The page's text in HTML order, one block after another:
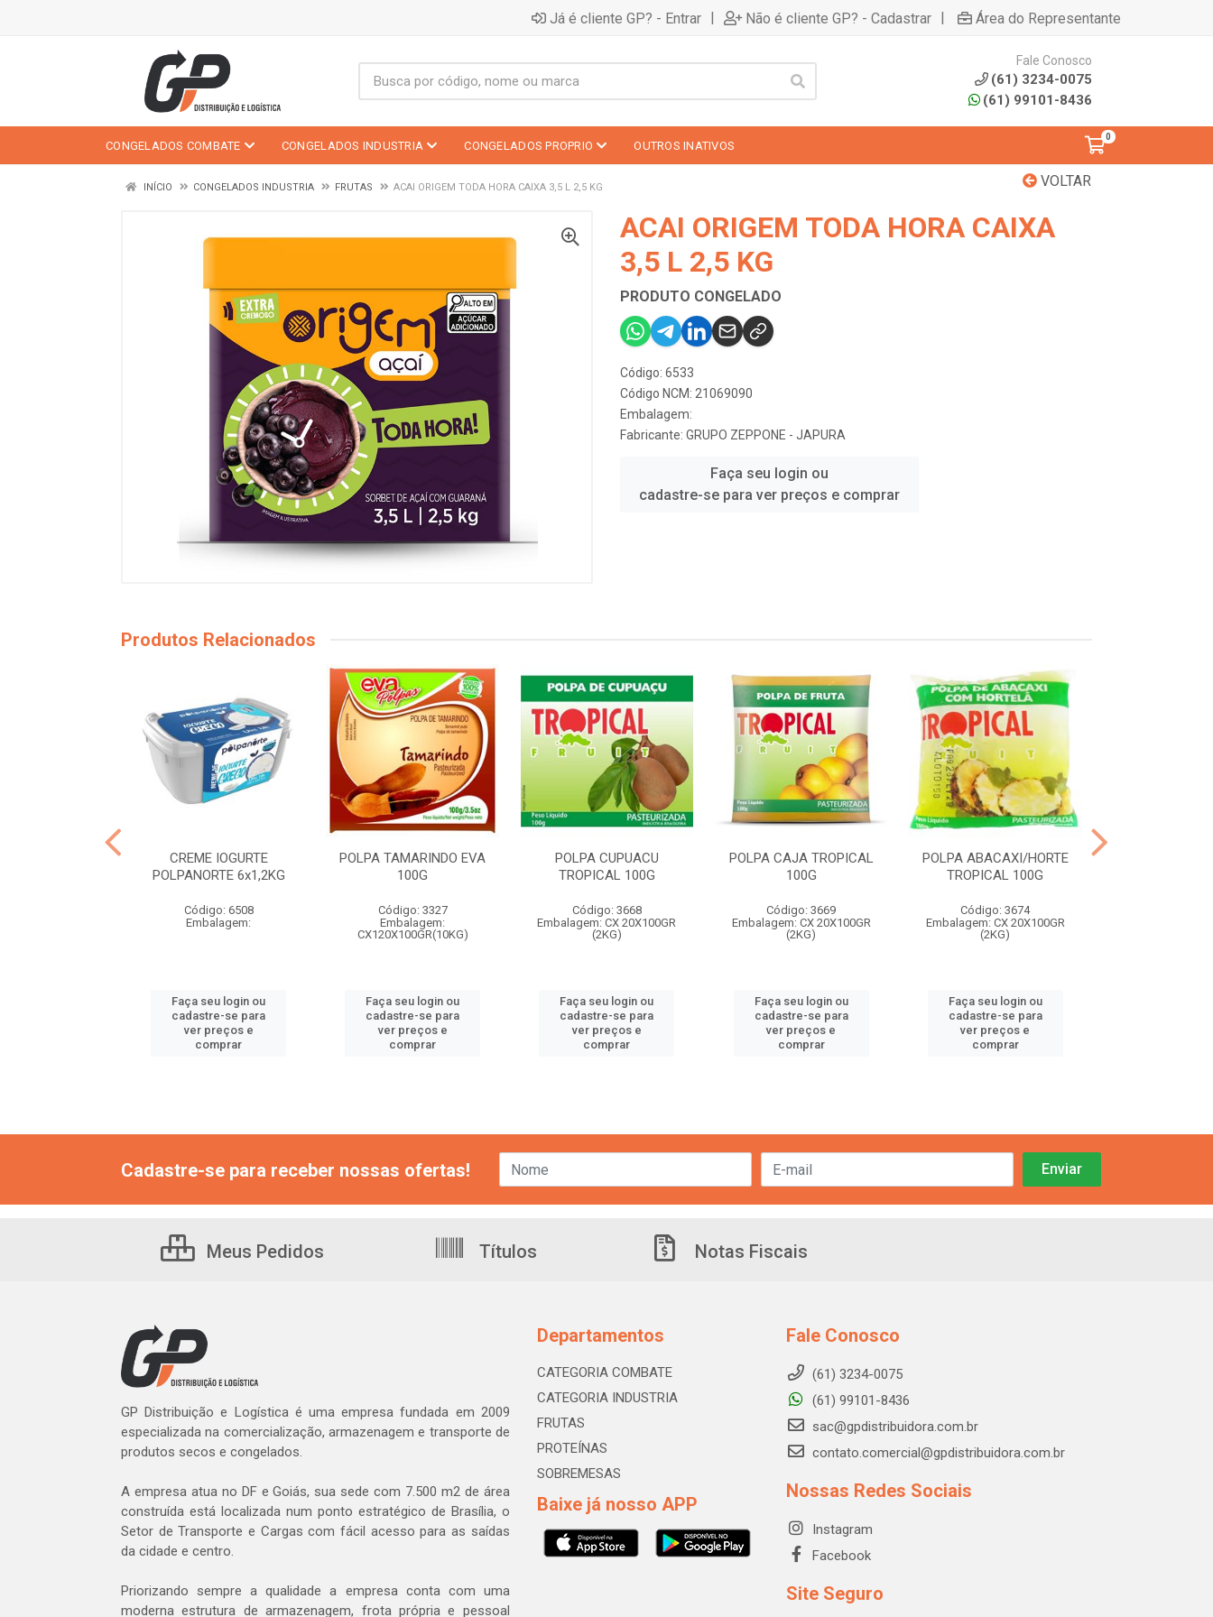
Já é cliente GP? - Entrar | Não é cliente GP? - Cadastrar | Área do Representante
Fale Conosco
(61) 3234-0075
(61) 99101-8436
CONGELADOS COMBATE CONGELADOS INDUSTRIA CONGELADOS PROPRIO OUTROS INATIVOS
0
VOLTAR
INÍCIO CONGELADOS INDUSTRIA FRUTAS ACAI ORIGEM TODA HORA CAIXA 3,5 L 2,5 KG
ACAI ORIGEM TODA HORA CAIXA
3,5 L 2,5 KG
PRODUTO CONGELADO
Código: 6533
Código NCM: 21069090
Embalagem:
Fabricante: GRUPO ZEPPONE - JAPURA
Faça seu login ou
cadastre-se para ver preços e comprar
Produtos Relacionados
CREME IOGURTE
POLPANORTE 6x1,2KG
Código: 6508
Embalagem:
Faça seu login ou
cadastre-se para
ver preços e
comprar
POLPA TAMARINDO EVA
100G
Código: 3327
Embalagem:
CX120X100GR(10KG)
Faça seu login ou
cadastre-se para
ver preços e
comprar
POLPA CUPUACU
TROPICAL 100G
Código: 3668
Embalagem: CX 20X100GR
(2KG)
Faça seu login ou
cadastre-se para
ver preços e
comprar
POLPA CAJA TROPICAL
100G
Código: 3669
Embalagem: CX 20X100GR
(2KG)
Faça seu login ou
cadastre-se para
ver preços e
comprar
POLPA ABACAXI/HORTE
TROPICAL 100G
Código: 3674
Embalagem: CX 20X100GR
(2KG)
Faça seu login ou
cadastre-se para
ver preços e
comprar
Cadastre-se para receber nossas ofertas!
Meus Pedidos Títulos Notas Fiscais
GP Distribuição e Logística é uma empresa fundada em 2009
especializada na comercialização, armazenagem e transporte de
produtos secos e congelados.
A empresa atua no DF e Goiás, sua sede com 7.500 m2 de área
construída está localizada num ponto estratégico de Brasília, o
Setor de Transporte e Cargas com fácil acesso para as saídas
da cidade e centro.
Priorizando sempre a qualidade a empresa conta com uma
moderna estrutura de armazenagem, frota própria e pessoal
Departamentos
CATEGORIA COMBATE
CATEGORIA INDUSTRIA
FRUTAS
PROTEÍNAS
SOBREMESAS
Baixe já nosso APP
Fale Conosco
(61) 3234-0075
(61) 99101-8436
sac@gpdistribuidora.com.br
contato.comercial@gpdistribuidora.com.br
Nossas Redes Sociais
Instagram
Facebook
Site Seguro